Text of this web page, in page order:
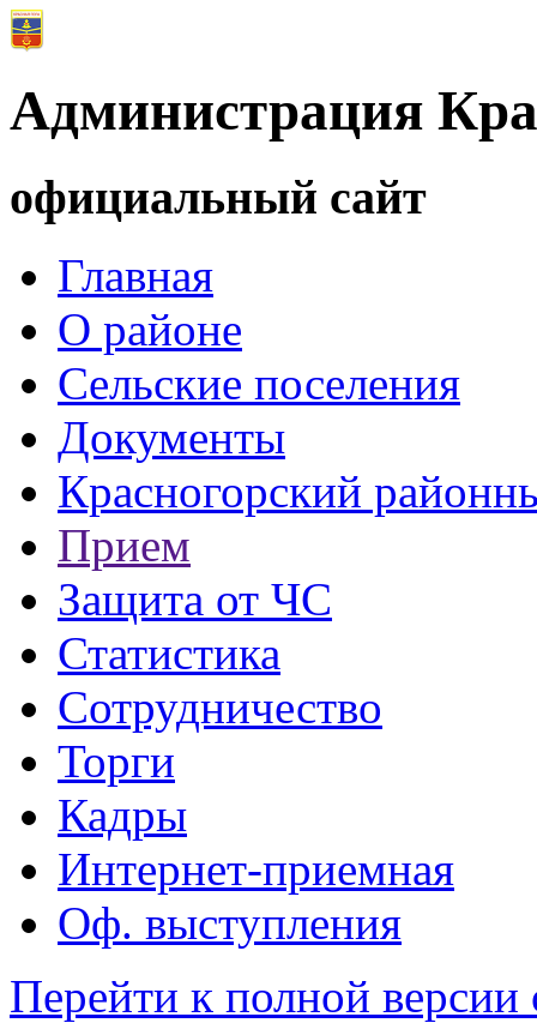
Администрация
официальный сайт
Главная
О районе
Сельские поселения
Документы
Красногорский
Прием
Защита от ЧС
Статистика
Сотрудничество
Торги
Кадры
Интернет-приемная
Оф. выступления
Перейти к полной версии